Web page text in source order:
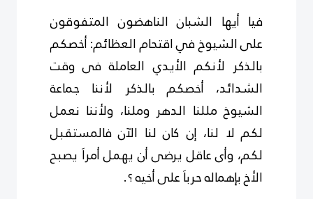
فيا أيها الشبان الناهضون المتفوقون
على الشيوخ في اقتحام العظائم: أخصكم
بالذكر لأنكم الأيدي العاملة فى وقت
الشدائد، أخصكم بالذكر لأننا جماعة
الشيوخ مللنا الدهر وملنا، ولأننا نعمل
لكم لا لنا، إن كان لنا الآن فالمستقبل
لكم، وأى عاقل يرضى أن يهمل أمراَ يصبح
الأخ بإهماله حرباَ على أخيه ؟.